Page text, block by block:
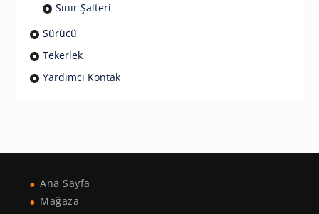
Sınır Şalteri
Sürücü
Tekerlek
Yardımcı Kontak
Ana Sayfa
Mağaza